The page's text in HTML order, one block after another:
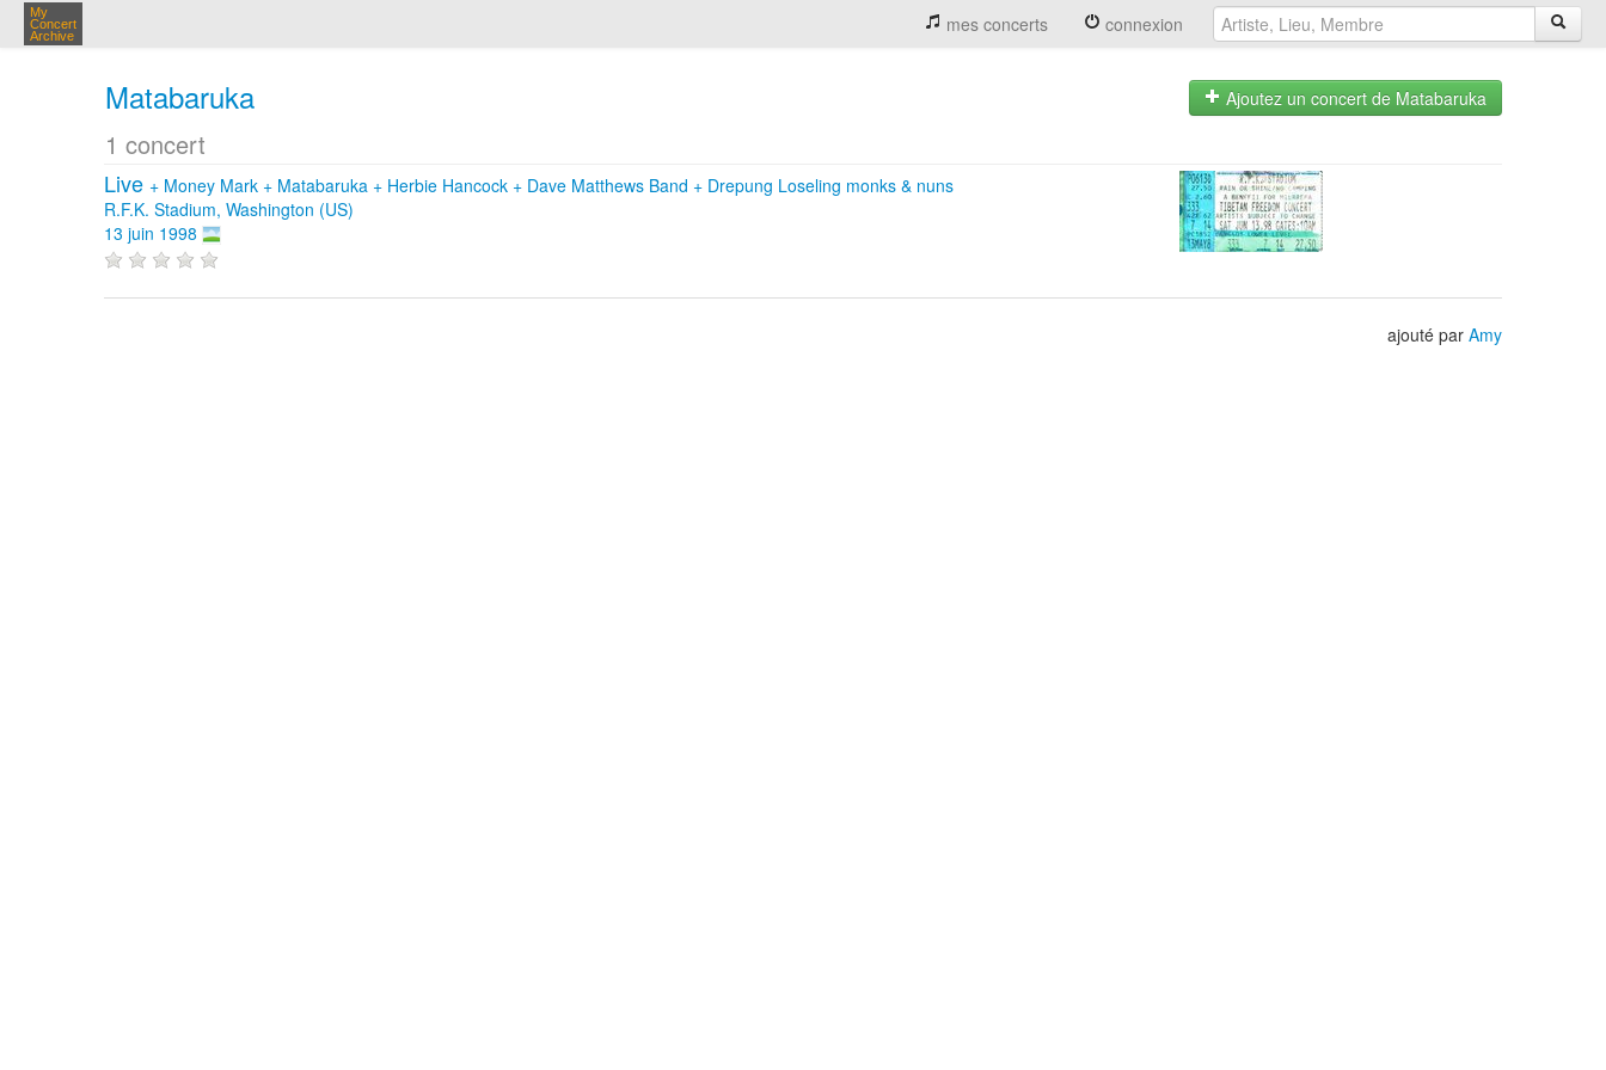
My
Concert
Archive
mes concerts connexion
Matabaruka
1 concert
Ajoutez un concert de Matabaruka
Live + Money Mark + Matabaruka + Herbie Hancock + Dave Matthews Band + Drepung Loseling monks & nuns
R.F.K. Stadium, Washington (US)
13 juin 1998
ajouté par Amy